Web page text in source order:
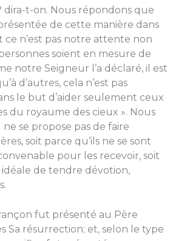
dira-t-on. Nous répondons que
de cette manière dans
ce n’est pas notre attente non
soient en mesure de
notre Seigneur l’a déclaré, il est
d’autres, cela n’est pas
le but d’aider seulement ceux
du royaume des cieux ». Nous
se propose pas de faire
soit parce qu’ils ne se sont
pour les recevoir, soit
de tendre dévotion,
fut présenté au Père
Sa résurrection; et, selon le type